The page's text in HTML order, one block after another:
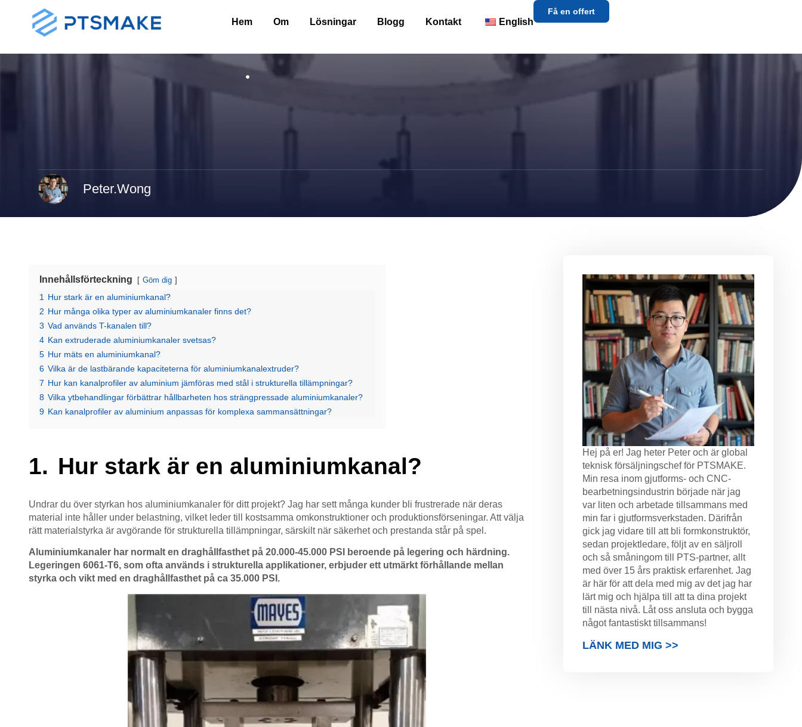
Hem Om Lösningar Blogg Kontakt English
Få en offert
Peter.Wong
Innehållsförteckning Göm dig
1
Hur stark är en aluminiumkanal?
2 Hur många olika typer av aluminiumkanaler finns det?
3 Vad används T-kanalen till?
4 Kan extruderade aluminiumkanaler svetsas?
5 Hur mäts en aluminiumkanal?
6 Vilka är de lastbärande kapaciteterna för aluminiumkanalextruder?
7 Hur kan kanalprofiler av aluminium jämföras med stål i strukturella tillämpningar?
8 Vilka ytbehandlingar förbättrar hållbarheten hos strängpressade aluminiumkanaler?
9 Kan kanalprofiler av aluminium anpassas för komplexa sammansättningar?
Hur stark är en aluminiumkanal?
Undrar du över styrkan hos aluminiumkanaler för ditt projekt? Jag har sett många kunder bli frustrerade när deras
material inte håller under belastning, vilket leder till kostsamma omkonstruktioner och produktionsförseningar. Att välja
rätt materialstyrka är avgörande för strukturella tillämpningar, särskilt när säkerhet och prestanda står på spel.
Aluminiumkanaler har normalt en draghållfasthet på 20.000-45.000 PSI beroende på legering och härdning.
Legeringen 6061-T6, som ofta används i strukturella applikationer, erbjuder ett utmärkt förhållande mellan
styrka och vikt med en draghållfasthet på ca 35.000 PSI.
Hej på er! Jag heter Peter och är global
teknisk försäljningschef för PTSMAKE.
Min resa inom gjutforms- och CNC-
bearbetningsindustrin började när jag
var liten och arbetade tillsammans med
min far i gjutformsverkstaden. Därifrån
gick jag vidare till att bli formkonstruktör,
sedan projektledare, följt av en säljroll
och så småningom till PTS-partner, allt
med över 15 års praktisk erfarenhet. Jag
är här för att dela med mig av det jag har
lärt mig och hjälpa till att ta dina projekt
till nästa nivå. Låt oss ansluta och bygga
något fantastiskt tillsammans!
LÄNK MED MIG >>